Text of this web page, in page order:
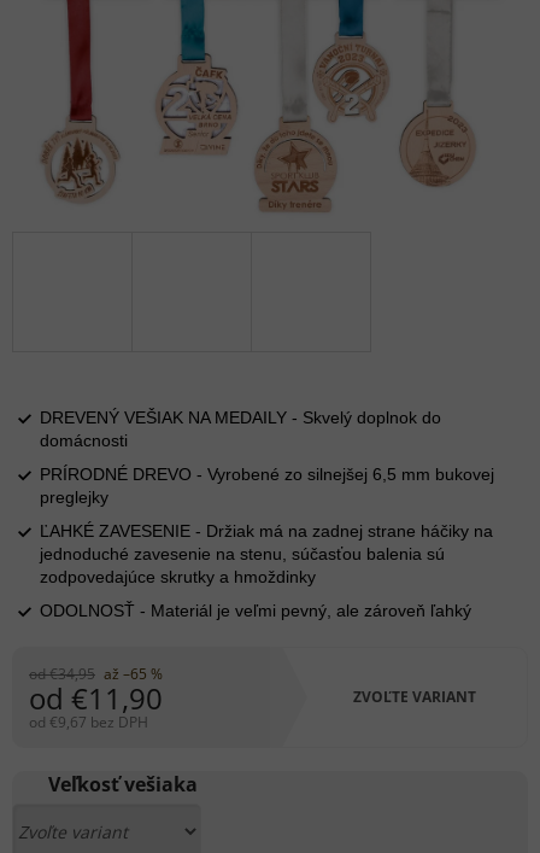
od €34,95 až –65 %
od €11,90
od €9,67 bez DPH
cena:
ZVOĽTE VARIANT
Veľkosť vešiaka
DREVENÝ VEŠIAK NA MEDAILY - Skvelý doplnok do
domácnosti
PRÍRODNÉ DREVO - Vyrobené zo silnejšej 6,5 mm bukovej
preglejky
ĽAHKÉ ZAVESENIE - Držiak má na zadnej strane háčiky na
jednoduché zavesenie na stenu, súčasťou balenia sú
zodpovedajúce skrutky a hmoždinky
ODOLNOSŤ - Materiál je veľmi pevný, ale zároveň ľahký